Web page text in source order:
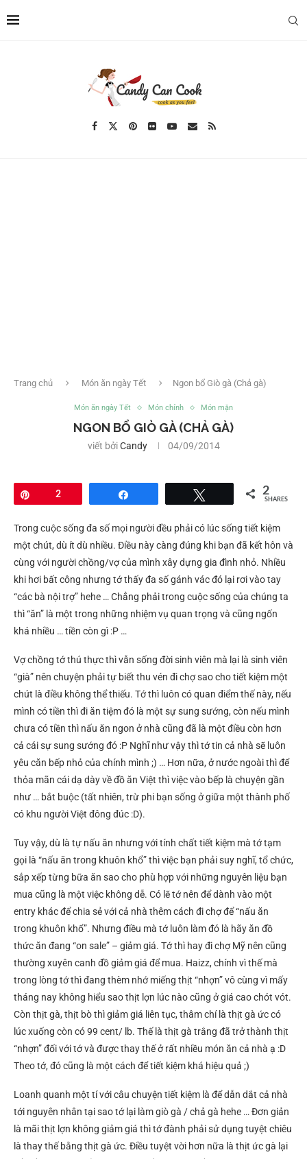
Trang chủ Món ăn ngày Tết Ngon bổ Giò gà (Chả gà)
Món ăn ngày Tết Món chính Món mặn
NGON BỔ GIÒ GÀ (CHẢ GÀ)
viết bởiCandy 04/09/2014
2 2
SHARES
Trong cuộc sống đa số mọi người đều phải có lúc sống tiết kiệm
một chút, dù ít dù nhiều. Điều này càng đúng khi bạn đã kết hôn và
cùng với người chồng/vợ của mình xây dựng gia đình nhỏ. Nhiều
khi hơi bất công nhưng tớ thấy đa số gánh vác đó lại rơi vào tay
“các bà nội trợ” hehe … Chẳng phải trong cuộc sống của chúng ta
thì “ăn” là một trong những nhiệm vụ quan trọng và cũng ngốn
khá nhiều … tiền còn gì :P …
Vợ chồng tớ thú thực thì vẫn sống đời sinh viên mà lại là sinh viên
“già” nên chuyện phải tự biết thu vén đi chợ sao cho tiết kiệm một
chút là điều không thể thiếu. Tớ thì luôn có quan điểm thế này, nếu
mình có tiền thì đi ăn tiệm đó là một sự sung sướng, còn nếu mình
chưa có tiền thì nấu ăn ngon ở nhà cũng đã là một điều còn hơn
cả cái sự sung sướng đó :P Nghĩ như vậy thì tớ tin cả nhà sẽ luôn
yêu căn bếp nhỏ của chính mình ;) … Hơn nữa, ở nước ngoài thì để
thỏa mãn cái dạ dày về đồ ăn Việt thì việc vào bếp là chuyện gần
như … bắt buộc (tất nhiên, trừ phi bạn sống ở giữa một thành phố
có khu người Việt đông đúc :D).
Tuy vậy, dù là tự nấu ăn nhưng với tính chất tiết kiệm mà tớ tạm
gọi là “nấu ăn trong khuôn khổ” thì việc bạn phải suy nghĩ, tổ chức,
sắp xếp từng bữa ăn sao cho phù hợp với những nguyên liệu bạn
mua cũng là một việc không dễ. Có lẽ tớ nên để dành vào một
entry khác để chia sẻ với cả nhà thêm cách đi chợ để “nấu ăn
trong khuôn khổ”. Nhưng điều mà tớ luôn làm đó là hãy ăn đồ
thức ăn đang “on sale” – giảm giá. Tớ thì hay đi chợ Mỹ nên cũng
thường xuyên canh đồ giảm giá để mua. Haizz, chính vì thế mà
trong lòng tớ thì đang thèm nhớ miếng thịt “nhợn” vô cùng vì mấy
tháng nay không hiểu sao thịt lợn lúc nào cũng ở giá cao chót vót.
Còn thịt gà, thịt bò thì giảm giá liên tục, thâm chí là thịt gà ức có
lúc xuống còn có 99 cent/ lb. Thế là thịt gà trắng đã trở thành thịt
“nhợn” đối với tớ và được thay thế ở rất nhiều món ăn cả nhà ạ :D
Theo tớ, đó cũng là một cách để tiết kiệm khá hiệu quả ;)
Loanh quanh một tí với câu chuyện tiết kiệm là để dẫn dắt cả nhà
tới nguyên nhân tại sao tớ lại làm giò gà / chả gà hehe … Đơn giản
là mãi thịt lợn không giảm giá thì tớ đành phải sử dụng tuyệt chiêu
là thay thế bằng thịt gà ức. Điều tuyệt vời hơn nữa là thịt ức gà lại